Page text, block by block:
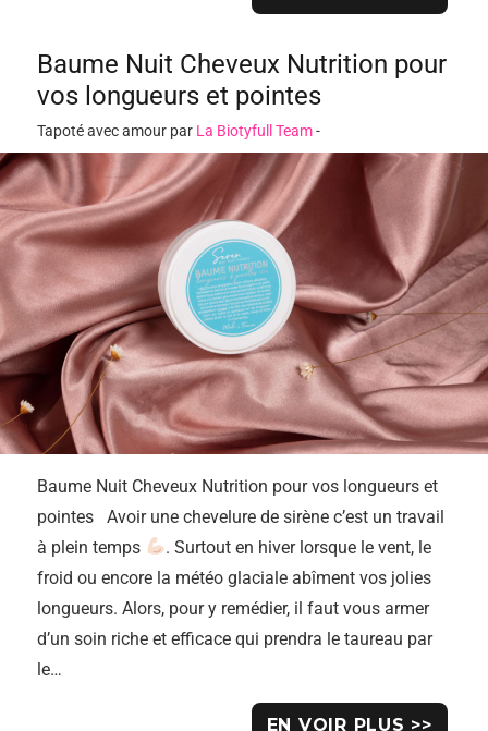
Baume Nuit Cheveux Nutrition pour
vos longueurs et pointes
Tapoté avec amour par La Biotyfull Team-
Baume Nuit Cheveux Nutrition pour vos longueurs et
pointes Avoir une chevelure de sirène c’est un travail
à plein temps
. Surtout en hiver lorsque le vent, le
froid ou encore la météo glaciale abîment vos jolies
longueurs. Alors, pour y remédier, il faut vous armer
d’un soin riche et efficace qui prendra le taureau par
le…
EN VOIR PLUS >>